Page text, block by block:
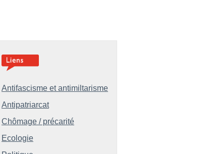
Antifascisme et antimiltarisme
Antipatriarcat
Chômage / précarité
Ecologie